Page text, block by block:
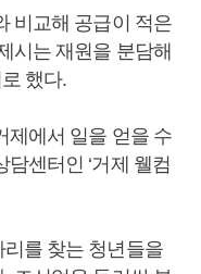
비교해 공급이 적은
시는 재원을 분담해
했다.
제에서 일을 얻을 수
센터인 ‘거제 웰컴
를 찾는 청년들을